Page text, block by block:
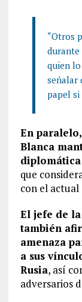
“Otros
durante
quien lo
señalar
papel si
En
Blanca
que
con el actual
El jefe de
también
amenaza
a sus
Rusia, así
adversarios